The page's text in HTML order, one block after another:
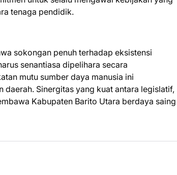
tenaga pendidik.
sokongan penuh terhadap eksistensi
senantiasa dipelihara secara
mutu sumber daya manusia ini
Sinergitas yang kuat antara legislatif,
Kabupaten Barito Utara berdaya saing